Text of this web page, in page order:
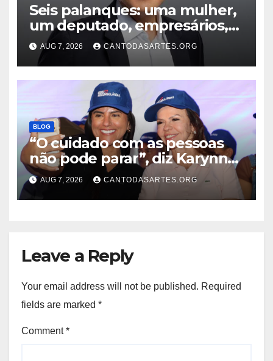
Seis palanques: uma mulher,
um deputado, empresários,
professor e vice-governador;
Conheça todos os nomes que
disputam o Governo do TO
AUG 7, 2026 CANTODASARTES.ORG
BLOG
“O cuidado com as pessoas
não pode parar”, diz Karynne
Sotero ao reforçar seu apoio à
professora Dorinha
AUG 7, 2026 CANTODASARTES.ORG
Leave a Reply
Your email address will not be published. Required
fields are marked *
Comment*